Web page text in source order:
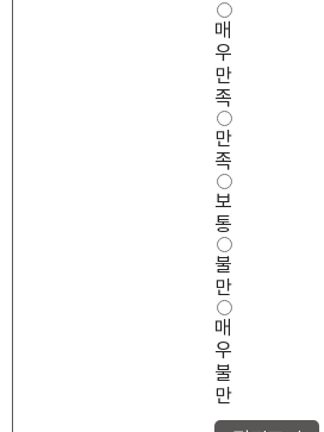
사
용
편
의
성
만
족
도
매
우
만
족
만
족
보
통
불
만
매
우
불
만